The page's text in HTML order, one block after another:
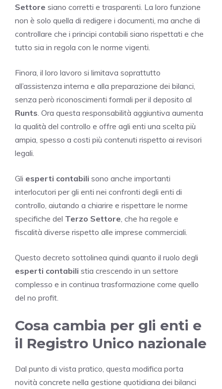
Settore siano corretti e trasparenti. La loro funzione
non è solo quella di redigere i documenti, ma anche di
controllare che i principi contabili siano rispettati e che
tutto sia in regola con le norme vigenti.
Finora, il loro lavoro si limitava soprattutto
all’assistenza interna e alla preparazione dei bilanci,
senza però riconoscimenti formali per il deposito al
Runts . Ora questa responsabilità aggiuntiva aumenta
la qualità del controllo e offre agli enti una scelta più
ampia, spesso a costi più contenuti rispetto ai revisori
legali.
Gli esperti contabili sono anche importanti
interlocutori per gli enti nei confronti degli enti di
controllo, aiutando a chiarire e rispettare le norme
specifiche del Terzo Settore , che ha regole e
fiscalità diverse rispetto alle imprese commerciali.
Questo decreto sottolinea quindi quanto il ruolo degli
esperti contabili stia crescendo in un settore
complesso e in continua trasformazione come quello
del no profit.
Cosa cambia per gli enti e
il Registro Unico nazionale
Dal punto di vista pratico, questa modifica porta
novità concrete nella gestione quotidiana dei bilanci